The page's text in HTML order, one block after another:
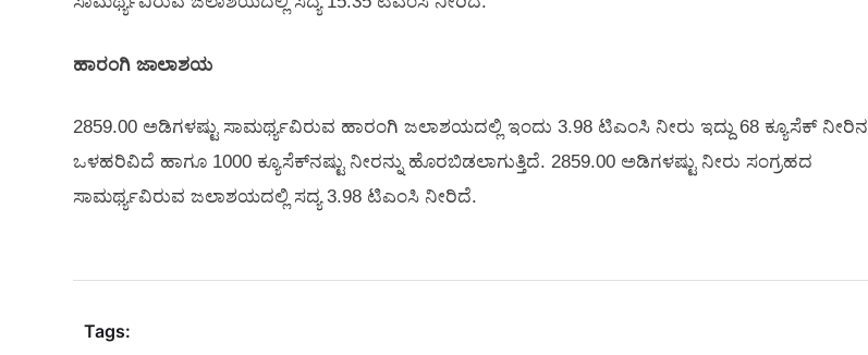
ಹಾರಂಗಿ ಜಾಲಾಶಯ
2859.00 ಅಡಿಗಳಷ್ಟು ಸಾಮರ್ಥ್ಯವಿರುವ ಹಾರಂಗಿ ಜಲಾಶಯದಲ್ಲಿ ಇಂದು 3.98 ಟಿಎಂಸಿ ನೀರು ಇದ್ದು 68 ಕ್ಯೂಸೆಕ್‌ ನೀರಿನ
ಒಳಹರಿವಿದೆ ಹಾಗೂ 1000 ಕ್ಯೂಸೆಕ್‌ನಷ್ಟು ನೀರನ್ನು ಹೊರಬಿಡಲಾಗುತ್ತಿದೆ. 2859.00 ಅಡಿಗಳಷ್ಟು ನೀರು ಸಂಗ್ರಹದ
ಸಾಮರ್ಥ್ಯವಿರುವ ಜಲಾಶಯದಲ್ಲಿ ಸದ್ಯ 3.98 ಟಿಎಂಸಿ ನೀರಿದೆ.
Tags: